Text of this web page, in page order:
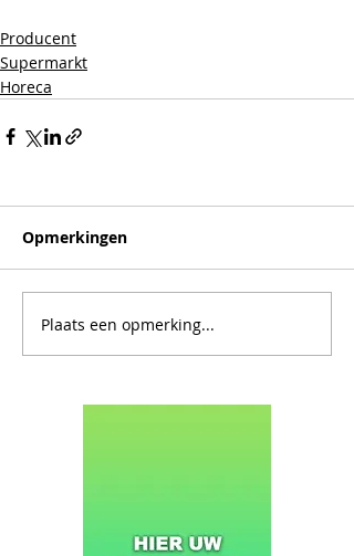
Producent
Supermarkt
Horeca
Opmerkingen
Plaats een opmerking...